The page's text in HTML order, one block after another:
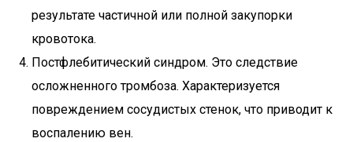
результате частичной или полной закупорки
кровотока.
Постфлебитический синдром. Это следствие
осложненного тромбоза. Характеризуется
повреждением сосудистых стенок, что приводит к
воспалению вен.